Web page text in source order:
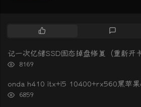
热
文
评
记一次亿储SSD固态掉盘修复（重新开卡
浏
次
8169
onda h410 itx+i5 10400+rx560黑苹
浏
6859